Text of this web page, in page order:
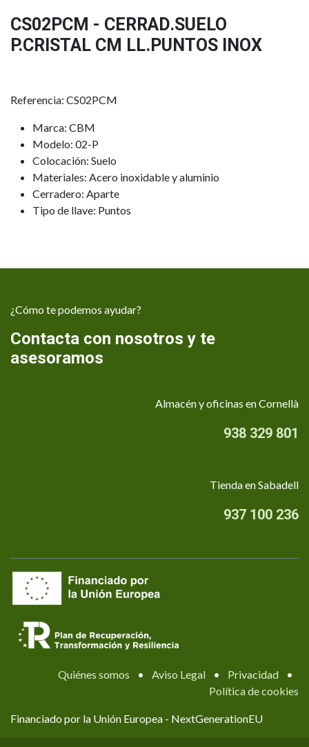
CS02PCM - CERRAD.SUELO
P.CRISTAL CM LL.PUNTOS INOX
Referencia: CS02PCM
Marca: CBM
Modelo: 02-P
Colocación: Suelo
Materiales: Acero inoxidable y aluminio
Cerradero: Aparte
Tipo de llave: Puntos
¿Cómo te podemos ayudar?
Contacta con nosotros y te
asesoramos
Almacén y oficinas en Cornellà
938 329 801
Tienda en Sabadell
937 100 236
Quiénes somos • Aviso Legal • Privacidad
•
Política de cookies
Financiado por la Unión Europea - NextGenerationEU